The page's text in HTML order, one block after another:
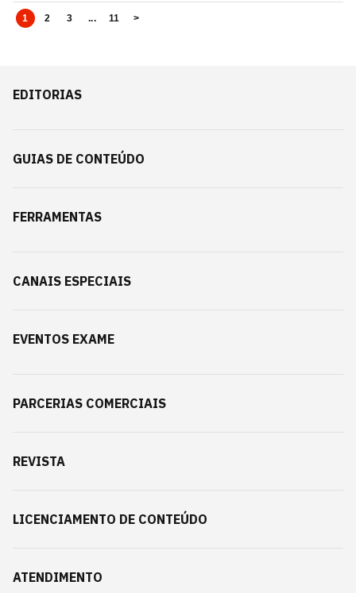
1 2 3 ... 11 >
EDITORIAS
GUIAS DE CONTEÚDO
FERRAMENTAS
CANAIS ESPECIAIS
EVENTOS EXAME
PARCERIAS COMERCIAIS
REVISTA
LICENCIAMENTO DE CONTEÚDO
ATENDIMENTO